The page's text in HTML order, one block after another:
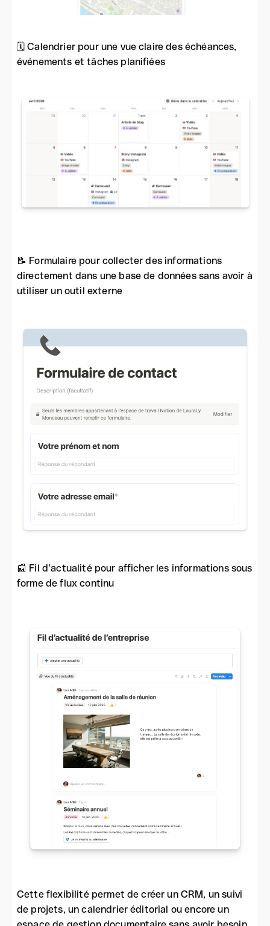
🗓️ Calendrier pour une vue claire des échéances,
événements et tâches planifiées
📝 Formulaire pour collecter des informations
directement dans une base de données sans avoir à
utiliser un outil externe
📰 Fil d’actualité pour afficher les informations sous
forme de flux continu
Cette flexibilité permet de créer un CRM, un suivi
de projets, un calendrier éditorial ou encore un